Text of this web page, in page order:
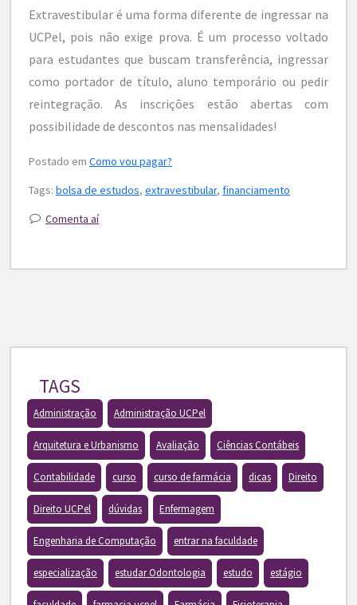
Extravestibular é uma forma diferente de ingressar na
UCPel, pois não exige prova. É um processo voltado
para estudantes que buscam transferência, ingressar
como portador de título, aluno temporário ou pedir
reintegração. As inscrições estão abertas com
possibilidade de descontos nas mensalidades!
Postado em Como vou pagar?
Tags: bolsa de estudos, extravestibular, financiamento
Comenta aí
TAGS
Administração Administração UCPel
Arquitetura e Urbanismo Avaliação Ciências Contábeis
Contabilidade curso curso de farmácia dicas Direito
Direito UCPel dúvidas Enfermagem
Engenharia de Computação entrar na faculdade
especialização estudar Odontologia estudo estágio